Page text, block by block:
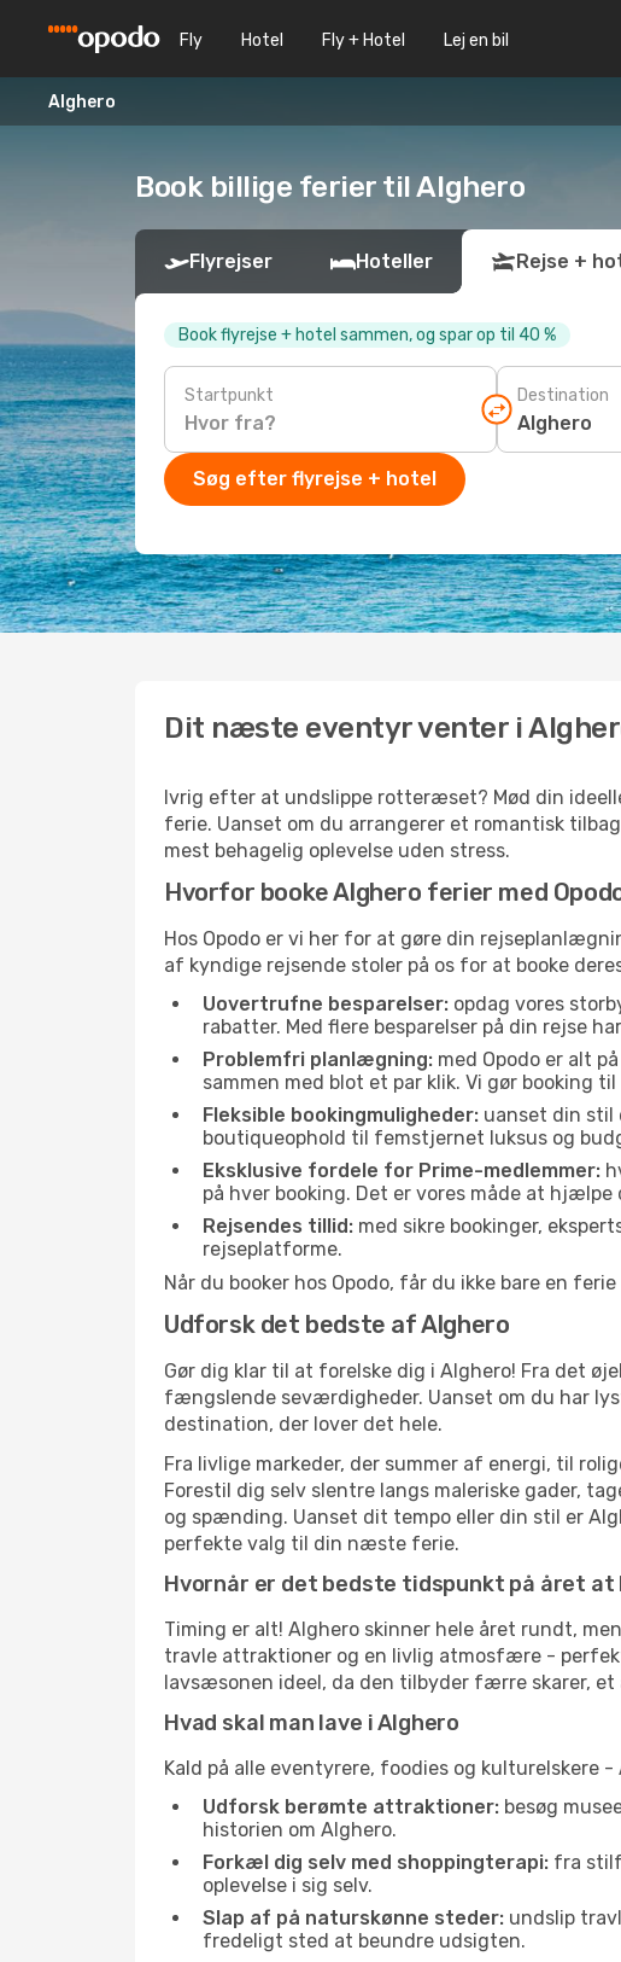
Fly Hotel Fly + Hotel Lej en bil
Alghero
Book billige ferier til Alghero
Flyrejser Hoteller Rejse +
Book flyrejse + hotel sammen, og spar op til 40 %
Startpunkt Destination
Søg efter flyrejse + hotel
Dit næste eventyr venter i
Ivrig efter at undslippe rotteræset? Mød din
ferie. Uanset om du arrangerer et romantisk
mest behagelig oplevelse uden stress.
Hvorfor booke Alghero ferier med
Hos Opodo er vi her for at gøre din
af kyndige rejsende stoler på os for at booke
Uovertrufne besparelser: opdag vores
rabatter. Med flere besparelser på din rejse
Problemfri planlægning: med Opodo er alt
sammen med blot et par klik. Vi gør booking
Fleksible bookingmuligheder: uanset din stil
boutiqueophold til femstjernet luksus og
Eksklusive fordele for Prime-medlemmer:
på hver booking. Det er vores måde at
Rejsendes tillid: med sikre bookinger,
rejseplatforme.
Når du booker hos Opodo, får du ikke bare en
Udforsk det bedste af Alghero
Gør dig klar til at forelske dig i Alghero! Fra det
fængslende seværdigheder. Uanset om du har
destination, der lover det hele.
Fra livlige markeder, der summer af energi, til
Forestil dig selv slentre langs maleriske gader,
og spænding. Uanset dit tempo eller din stil er
perfekte valg til din næste ferie.
Hvornår er det bedste tidspunkt på året at
Timing er alt! Alghero skinner hele året rundt,
travle attraktioner og en livlig atmosfære -
lavsæsonen ideel, da den tilbyder færre skarer,
Hvad skal man lave i Alghero
Kald på alle eventyrere, foodies og kulturelskere
Udforsk berømte attraktioner: besøg
historien om Alghero.
Forkæl dig selv med shoppingterapi: fra
oplevelse i sig selv.
Slap af på naturskønne steder: undslip
fredeligt sted at beundre udsigten.